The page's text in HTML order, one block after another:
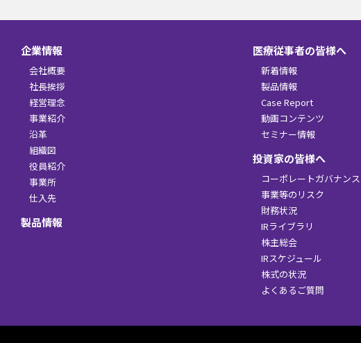
企業情報
会社概要
社長挨拶
経営理念
事業紹介
沿革
組織図
役員紹介
事業所
仕入先
製品情報
医療従事者の皆様へ
新着情報
製品情報
Case Report
動画コンテンツ
セミナー情報
投資家の皆様へ
コーポレートガバナンス
事業等のリスク
財務状況
IRライブラリ
株主総会
IRスケジュール
株式の状況
よくあるご質問